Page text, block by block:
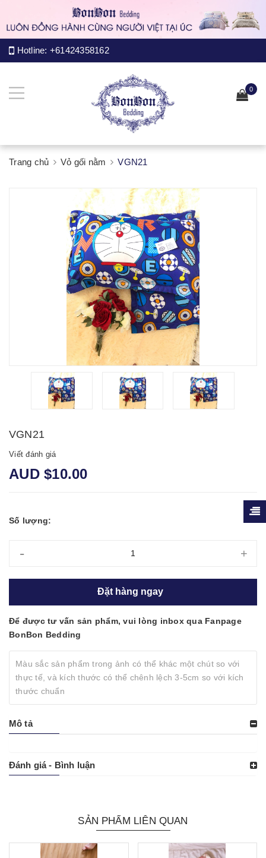
Hotline: +61424358162
0
Trang chủ Vỏ gối nằm VGN21
VGN21
Viết đánh giá
AUD $10.00
Số lượng:
- +
Đặt hàng ngay
Để được tư vấn sản phẩm, vui lòng inbox qua Fanpage
BonBon Bedding
Màu sắc sản phẩm trong ảnh có thể khác một chút so với
thực tế, và kích thước có thể chênh lệch 3-5cm so với kích
thước chuẩn
Mô tả
Đánh giá - Bình luận
SẢN PHẨM LIÊN QUAN